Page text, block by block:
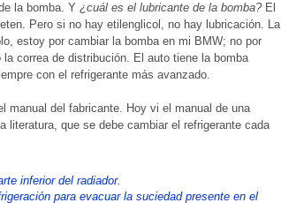
la bomba. Y ¿cuál es el lubricante de la bomba? El
Pero si no hay etilenglicol, no hay lubricación. La
estoy por cambiar la bomba en mi BMW; no por
correa de distribución. El auto tiene la bomba
con el refrigerante más avanzado.
manual del fabricante. Hoy vi el manual de una
literatura, que se debe cambiar el refrigerante cada
inferior del radiador.
para evacuar la suciedad presente en el